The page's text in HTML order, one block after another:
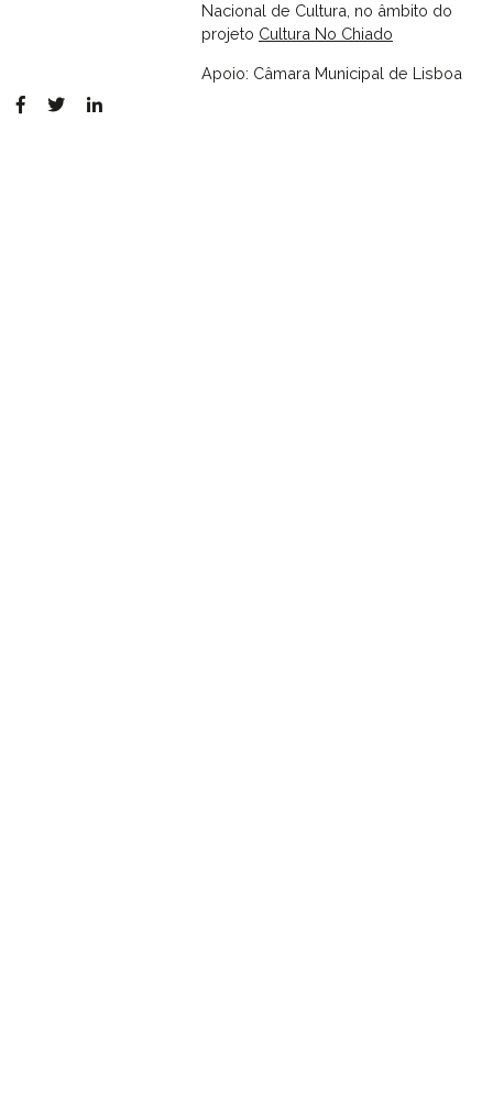
Nacional de Cultura, no âmbito do
projeto Cultura No Chiado
Apoio: Câmara Municipal de Lisboa